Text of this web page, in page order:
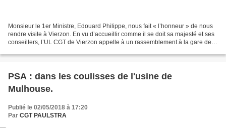
Monsieur le 1er Ministre, Edouard Philippe, nous fait « l’honneur » de nous
rendre visite à Vierzon. En vu d’accueillir comme il se doit sa majesté et ses
conseillers, l’UL CGT de Vierzon appelle à un rassemblement à la gare de
PSA : dans les coulisses de l'usine de
Mulhouse.
Publié le 02/05/2018 à 17:20
Par CGT PAULSTRA